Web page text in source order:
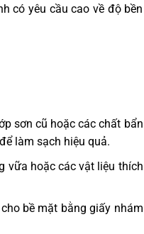
có yêu cầu cao về độ bền
sơn cũ hoặc các chất bẩn
làm sạch hiệu quả.
vữa hoặc các vật liệu thích
bề mặt bằng giấy nhám